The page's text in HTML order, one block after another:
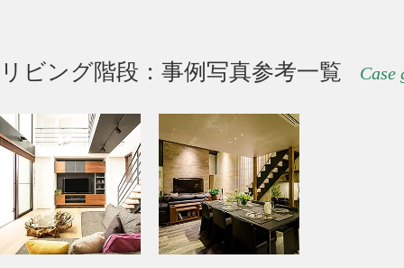
リビング階段：事例写真参考一覧 Case